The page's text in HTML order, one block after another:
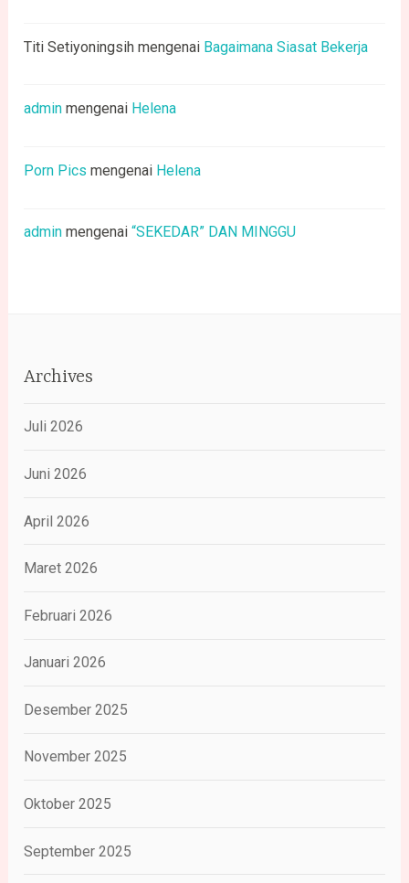
Titi Setiyoningsih mengenai Bagaimana Siasat Bekerja
admin mengenai Helena
Porn Pics mengenai Helena
admin mengenai“SEKEDAR” DAN MINGGU
Archives
Juli 2026
Juni 2026
April 2026
Maret 2026
Februari 2026
Januari 2026
Desember 2025
November 2025
Oktober 2025
September 2025